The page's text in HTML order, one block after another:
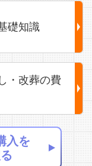
礎知識
・改葬の費
入を